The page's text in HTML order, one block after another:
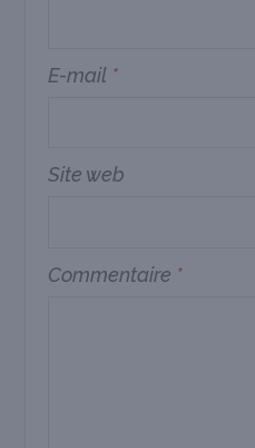
E-mail *
Site web
Commentaire *